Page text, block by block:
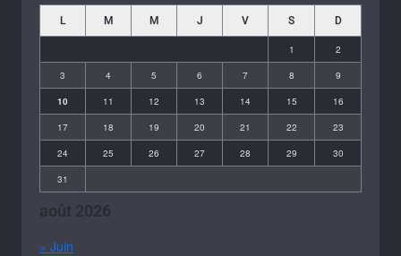
août 2026
L M M J V S D
1 2
3 4 5 6 7 8 9
10 11 12 13 14 15 16
17 18 19 20 21 22 23
24 25 26 27 28 29 30
31
« Juin